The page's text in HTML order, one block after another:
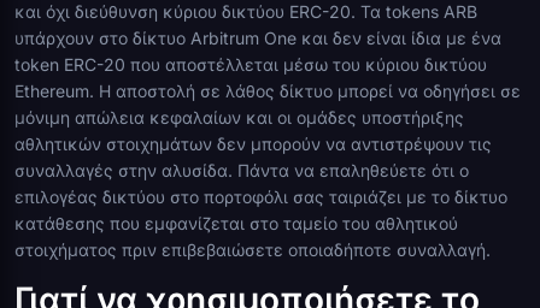
και όχι διεύθυνση κύριου δικτύου ERC-20. Τα tokens ARB
υπάρχουν στο δίκτυο Arbitrum One και δεν είναι ίδια με ένα
token ERC-20 που αποστέλλεται μέσω του κύριου δικτύου
Ethereum. Η αποστολή σε λάθος δίκτυο μπορεί να οδηγήσει σε
μόνιμη απώλεια κεφαλαίων και οι ομάδες υποστήριξης
αθλητικών στοιχημάτων δεν μπορούν να αντιστρέψουν τις
συναλλαγές στην αλυσίδα. Πάντα να επαληθεύετε ότι ο
επιλογέας δικτύου στο πορτοφόλι σας ταιριάζει με το δίκτυο
κατάθεσης που εμφανίζεται στο ταμείο του αθλητικού
στοιχήματος πριν επιβεβαιώσετε οποιαδήποτε συναλλαγή.